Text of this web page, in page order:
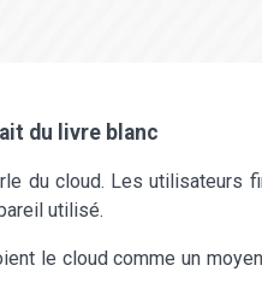
du livre blanc
du cloud. Les utilisateurs
utilisé.
le cloud comme un